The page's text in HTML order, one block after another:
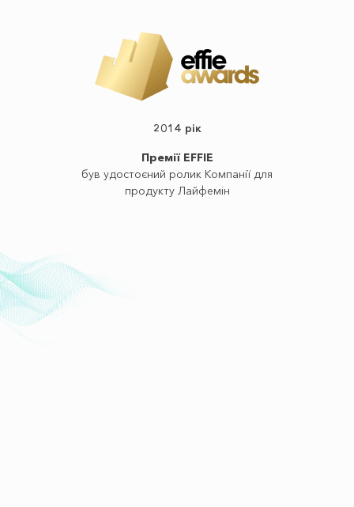
2014 рік
Премії EFFIE
був удостоєний ролик Компанії для
продукту Лайфемін